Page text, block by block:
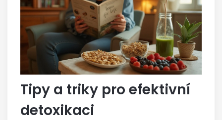
Tipy a triky pro efektivní
detoxikaci